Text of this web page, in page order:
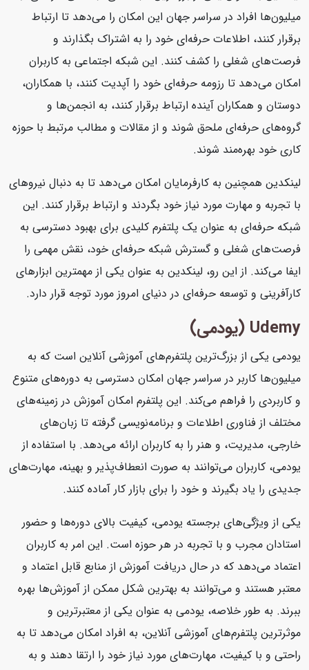
میلیون‌ها افراد در سراسر جهان این امکان را می‌دهد تا ارتباط
برقرار کنند، اطلاعات حرفه‌ای خود را به اشتراک بگذارند و
فرصت‌های شغلی را کشف کنند. این شبکه اجتماعی به کاربران
امکان می‌دهد تا رزومه حرفه‌ای خود را آپدیت کنند، با همکاران،
دوستان و همکاران آینده ارتباط برقرار کنند، به انجمن‌ها و
گروه‌های حرفه‌ای ملحق شوند و از مقالات و مطالب مرتبط با حوزه
کاری خود بهره‌مند شوند.
لینکدین همچنین به کارفرمایان امکان می‌دهد تا به دنبال نیروهای
با تجربه و مهارت مورد نیاز خود بگردند و ارتباط برقرار کنند. این
شبکه حرفه‌ای به عنوان یک پلتفرم کلیدی برای بهبود دسترسی به
فرصت‌های شغلی و گسترش شبکه حرفه‌ای خود، نقش مهمی را
ایفا می‌کند. از این رو، لینکدین به عنوان یکی از مهمترین ابزارهای
کارآفرینی و توسعه حرفه‌ای در دنیای امروز مورد توجه قرار دارد.
Udemy (یودمی)
یودمی یکی از بزرگ‌ترین پلتفرم‌های آموزشی آنلاین است که به
میلیون‌ها کاربر در سراسر جهان امکان دسترسی به دوره‌های متنوع
و کاربردی را فراهم می‌کند. این پلتفرم امکان آموزش در زمینه‌های
مختلف از فناوری اطلاعات و برنامه‌نویسی گرفته تا زبان‌های
خارجی، مدیریت، و هنر را به کاربران ارائه می‌دهد. با استفاده از
یودمی، کاربران می‌توانند به صورت انعطاف‌پذیر و بهینه، مهارت‌های
جدیدی را یاد بگیرند و خود را برای بازار کار آماده کنند.
یکی از ویژگی‌های برجسته یودمی، کیفیت بالای دوره‌ها و حضور
استادان مجرب و با تجربه در هر حوزه است. این امر به کاربران
اعتماد می‌دهد که در حال دریافت آموزش از منابع قابل اعتماد و
معتبر هستند و می‌توانند به بهترین شکل ممکن از آموزش‌ها بهره
ببرند. به طور خلاصه، یودمی به عنوان یکی از معتبرترین و
موثرترین پلتفرم‌های آموزشی آنلاین، به افراد امکان می‌دهد تا به
راحتی و با کیفیت، مهارت‌های مورد نیاز خود را ارتقا دهند و به